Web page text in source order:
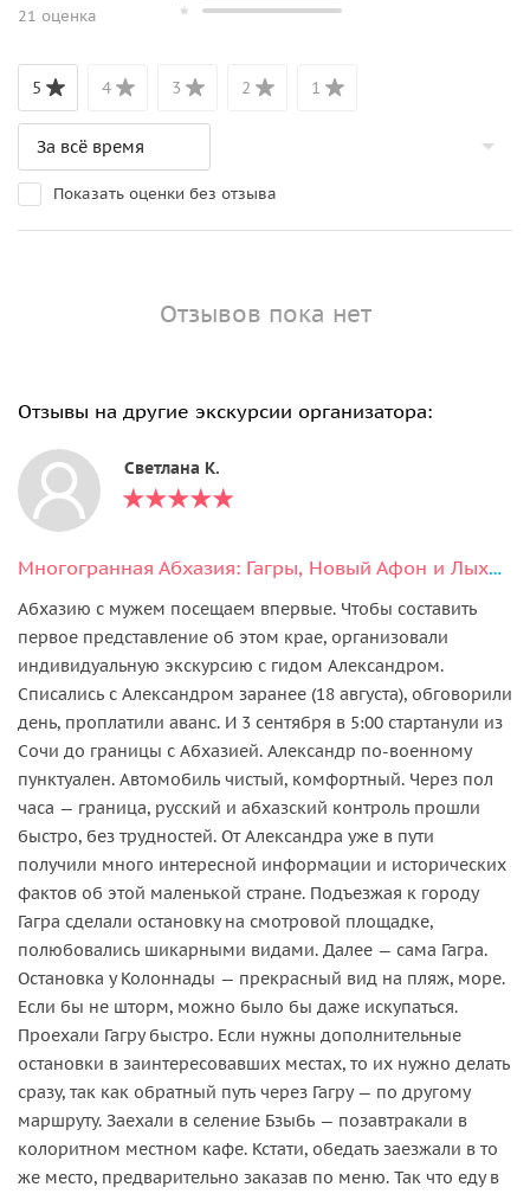
21 оценка
5 4 3 2 1
Показать оценки без отзыва
Отзывов пока нет
Отзывы на другие экскурсии организатора:
Светлана К.
Многогранная Абхазия: Гагры, Новый Афон и Лыхны
Абхазию с мужем посещаем впервые. Чтобы составить
первое представление об этом крае, организовали
индивидуальную экскурсию с гидом Александром.
Списались с Александром заранее (18 августа), обговорили
день, проплатили аванс. И 3 сентября в 5:00 стартанули из
Сочи до границы с Абхазией. Александр по-военному
пунктуален. Автомобиль чистый, комфортный. Через пол
часа — граница, русский и абхазский контроль прошли
быстро, без трудностей. От Александра уже в пути
получили много интересной информации и исторических
фактов об этой маленькой стране. Подъезжая к городу
Гагра сделали остановку на смотровой площадке,
полюбовались шикарными видами. Далее — сама Гагра.
Остановка у Колоннады — прекрасный вид на пляж, море.
Если бы не шторм, можно было бы даже искупаться.
Проехали Гагру быстро. Если нужны дополнительные
остановки в заинтересовавших местах, то их нужно делать
сразу, так как обратный путь через Гагру — по другому
маршруту. Заехали в селение Бзыбь — позавтракали в
колоритном местном кафе. Кстати, обедать заезжали в то
же место, предварительно заказав по меню. Так что еду в